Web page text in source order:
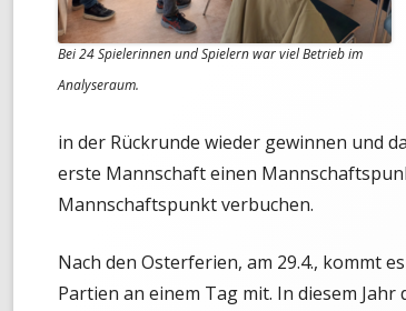
Bei 24 Spielerinnen und Spielern war viel Betrieb im
Analyseraum.
in der Rückrunde wieder gewinnen und
erste Mannschaft einen
Mannschaftspunkt verbuchen.
Nach den Osterferien, am 29.4., kommt
Partien an einem Tag mit. In diesem